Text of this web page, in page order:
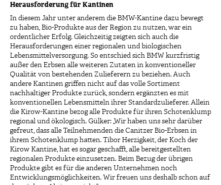
Herausforderung für Kantinen
In diesem Jahr unter anderem die BMW-Kantine dazu bewegt
zu haben, Bio-Produkte aus der Region zu nutzen, war ein
ordentlicher Erfolg. Gleichzeitig zeigten sich auch die
Herausforderungen einer regionalen und biologischen
Lebensmittelversorgung. So entschied sich BMW kurzfristig
außer den Erbsen alle weiteren Zutaten in konventioneller
Qualität von bestehenden Zulieferern zu beziehen. Auch
andere Kantinen griffen nicht auf das volle Sortiment
nachhaltiger Produkte zurück, sondern ergänzten es mit
konventionellen Lebensmitteln ihrer Standardzulieferer. Allein
die Kirow-Kantine bezog alle Produkte für ihren Schotenklump
regional und ökologisch. Gülker: „Wir haben uns sehr darüber
gefreut, dass alle Teilnehmenden die Canitzer Bio-Erbsen in
ihrem Schotenklump hatten. Tibor Herzigkeit, der Koch der
Kirow Kantine, hat es sogar geschafft, alle bereitgestellten
regionalen Produkte einzusetzen. Beim Bezug der übrigen
Produkte gibt es für die anderen Unternehmen noch
Entwicklungsmöglichkeiten. Wir freuen uns deshalb schon auf